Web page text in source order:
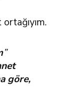
”
göre,